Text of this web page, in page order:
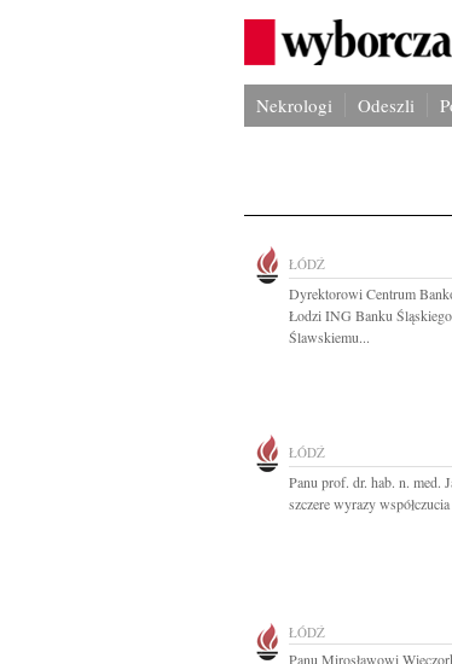
Nekrologi Odeszli
ŁÓDŹ
Dyrektorowi Centrum
Łodzi ING Banku
Ślawskiemu...
ŁÓDŹ
Panu prof. dr. hab. n. med.
szczere wyrazy
ŁÓDŹ
Panu Mirosławowi